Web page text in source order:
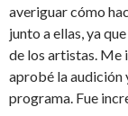
averiguar cómo
junto a ellas, ya
de los artistas. Me
aprobé la audición
programa. Fue